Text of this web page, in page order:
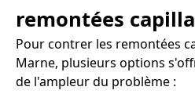
remontées
Pour contrer les remontées
Marne, plusieurs options
de l'ampleur du problème :